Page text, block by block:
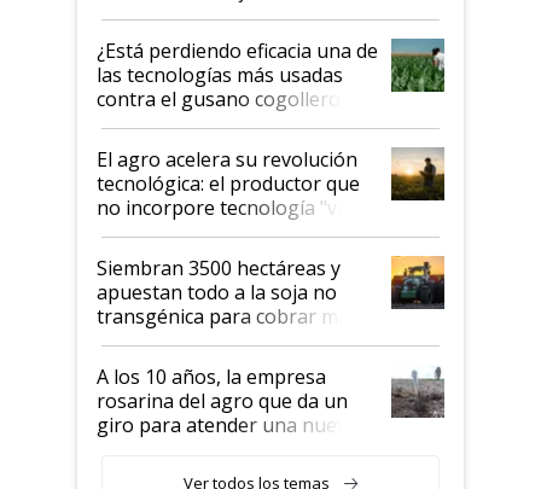
con una nueva generación de
variedades que marcan un
salto tecnológico en genética y
rendimiento
¿Está perdiendo eficacia una de
las tecnologías más usadas
contra el gusano cogollero? El
desafío de una tecnología clave
El agro acelera su revolución
tecnológica: el productor que
no incorpore tecnología "va a
perder el tren"
Siembran 3500 hectáreas y
apuestan todo a la soja no
transgénica para cobrar más
por tonelada: compraron un
semillero
A los 10 años, la empresa
rosarina del agro que da un
giro para atender una nueva
Ver todos los temas